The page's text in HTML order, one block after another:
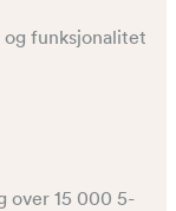
funksjonalitet
over 15 000 5-